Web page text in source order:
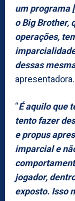
um programa
o Big Brother,
operações,
dessas
apresentadora.
“É aquilo que
tento fazer
e propus
imparcial e
jogador,
exposto. Isso